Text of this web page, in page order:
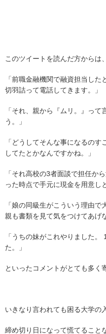
このツイートを読んだ方からは、
「前職金融機関で融資担当し
切羽詰って電話してきます。」
「それ、親から『ムリ。』っ
う。」
「どうしてそんな事になるの
してたとかなんですかね。」
「それ高校の3者面談で担任か
った時点で手元に現金を用意し
「娘の同級生がこういう理由
親も書類を見て気をつけてあげ
「うちの妹がこれやりました
た。」
といったコメントがとても多く
いきなり言われても困る大学の
締め切り日になって慌てること